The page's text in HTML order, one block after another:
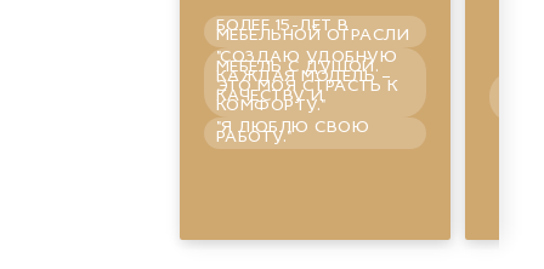
БОЛЕЕ 15-ЛЕТ В
МЕБЕЛЬНОЙ ОТРАСЛИ
"СОЗДАЮ УДОБНУЮ
МЕБЕЛЬ С ДУШОЙ.
КАЖДАЯ МОДЕЛЬ –
ЭТО МОЯ СТРАСТЬ К
КАЧЕСТВУ И
КОМФОРТУ."
"Я ЛЮБЛЮ СВОЮ
РАБОТУ."